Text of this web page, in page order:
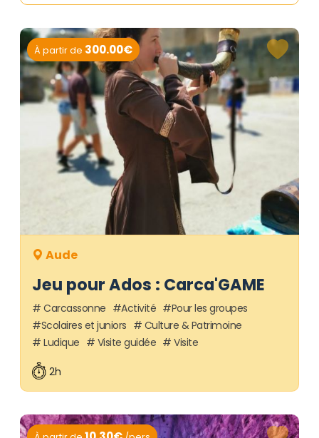
Jeu pour Ados : Carca'GAME
Aude
À partir de 300.00€
Carcassonne Activité
Pour les groupes
Scolaires et juniors
Culture & Patrimoine
Ludique
Visite guidée Visite
2h